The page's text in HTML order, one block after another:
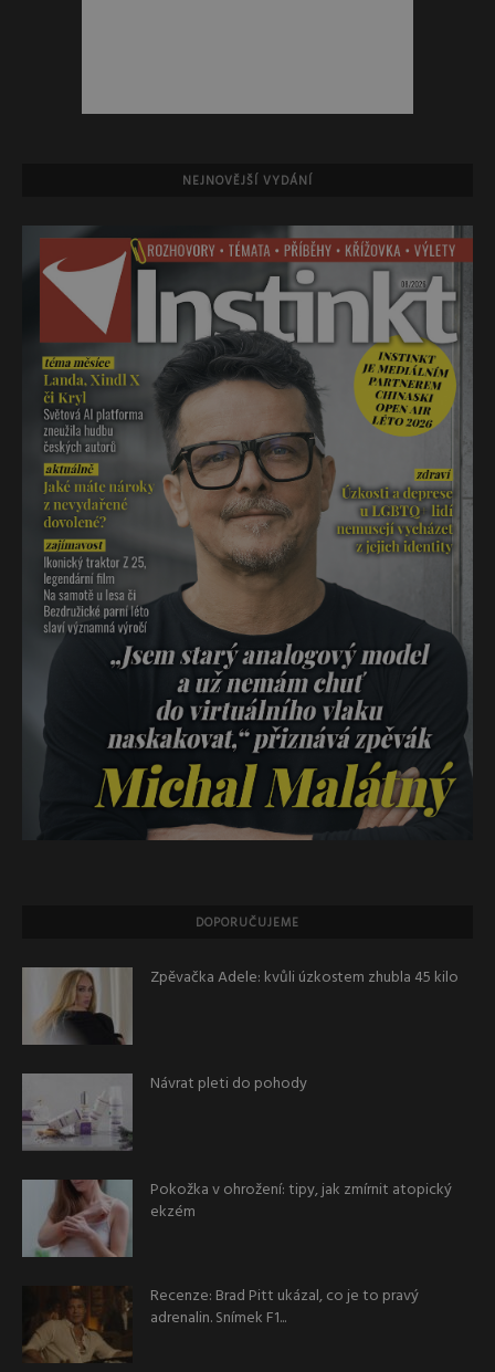
NEJNOVĚJŠÍ VYDÁNÍ
DOPORUČUJEME
Zpěvačka Adele: kvůli úzkostem zhubla 45 kilo
Návrat pleti do pohody
Pokožka v ohrožení: tipy, jak zmírnit atopický
ekzém
Recenze: Brad Pitt ukázal, co je to pravý
adrenalin. Snímek F1...